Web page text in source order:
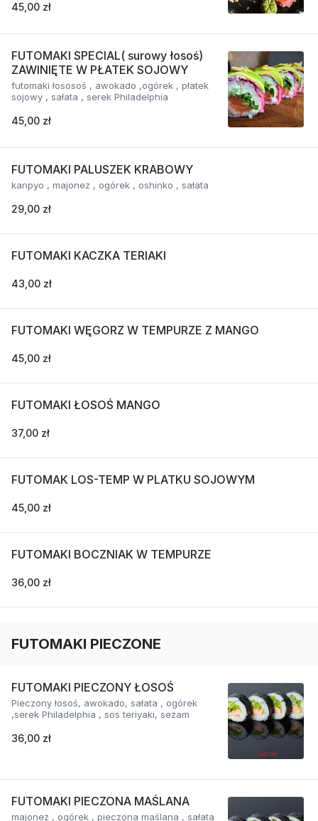
45,00 zł
FUTOMAKI SPECIAL( surowy łosoś)
ZAWINIĘTE W PŁATEK SOJOWY
futomaki łososoś , awokado ,ogórek , płatek
sojowy , sałata , serek Philadelphia
45,00 zł
FUTOMAKI PALUSZEK KRABOWY
kanpyo , majonez , ogórek , oshinko , sałata
29,00 zł
FUTOMAKI KACZKA TERIAKI
43,00 zł
FUTOMAKI WĘGORZ W TEMPURZE Z MANGO
45,00 zł
FUTOMAKI ŁOSOŚ MANGO
37,00 zł
FUTOMAK LOS-TEMP W PLATKU SOJOWYM
45,00 zł
FUTOMAKI BOCZNIAK W TEMPURZE
36,00 zł
FUTOMAKI PIECZONE
FUTOMAKI PIECZONY ŁOSOŚ
Pieczony łosoś, awokado, sałata , ogórek
,serek Philadelphia , sos teriyaki, sezam
36,00 zł
FUTOMAKI PIECZONA MAŚLANA
majonez , ogórek , pieczona maślana , sałata